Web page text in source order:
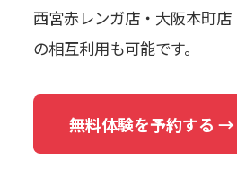
西宮赤レンガ店・大阪本町
の相互利用も可能です。
無料体験を予約する →